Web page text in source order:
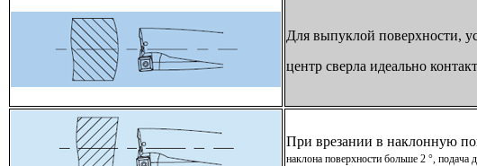
Для выпуклой поверхности,
центр сверла идеально
При врезании в наклонную
наклона поверхности больше 2 °,